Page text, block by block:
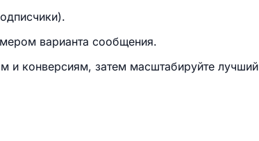
варианта сообщения.
и конверсиям, затем масштабируйте лучший